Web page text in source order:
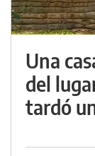
Una
del
tardó